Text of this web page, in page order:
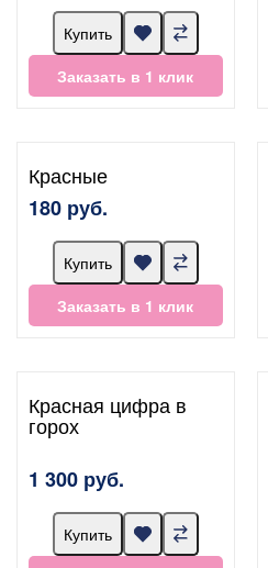
Купить
Заказать в 1 клик
Красные
180 руб.
Купить
Заказать в 1 клик
Красная цифра в
горох
1 300 руб.
Купить